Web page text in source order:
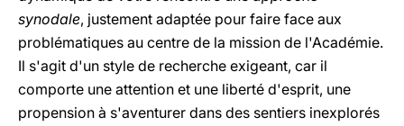
synodale, justement adaptée pour faire face aux
problématiques au centre de la mission de l'Académie.
Il s'agit d'un style de recherche exigeant, car il
comporte une attention et une liberté d'esprit, une
propension à s'aventurer dans des sentiers inexplorés